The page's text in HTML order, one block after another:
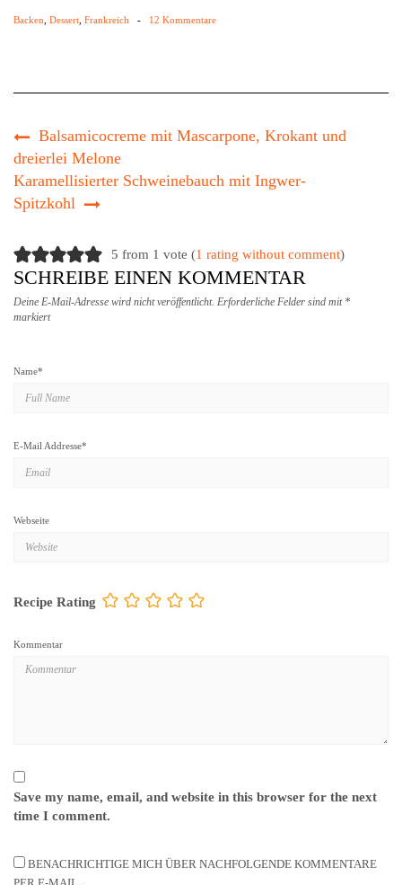
Backen Dessert Frankreich - 12 Kommentare
Balsamicocreme mit Mascarpone, Krokant und
dreierlei Melone
Karamellisierter Schweinebauch mit Ingwer-
Spitzkohl
5 from 1 vote (1 rating without comment)
SCHREIBE EINEN KOMMENTAR
Deine E-Mail-Adresse wird nicht veröffentlicht. Erforderliche Felder sind mit *
markiert
Name*
E-Mail Addresse*
Webseite
Recipe Rating
Kommentar
Save my name, email, and website in this browser for the next
time I comment.
BENACHRICHTIGE MICH ÜBER NACHFOLGENDE KOMMENTARE